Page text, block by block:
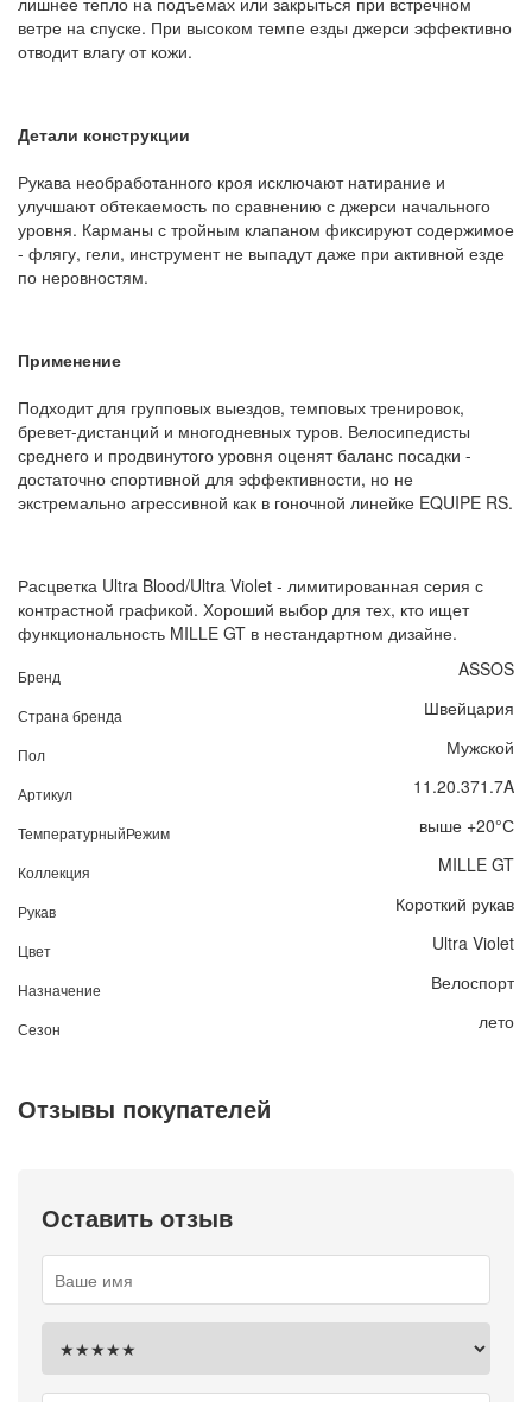
ветре на спуске. При высоком темпе езды джерси эффективно
отводит влагу от кожи.
Детали конструкции
Рукава необработанного кроя исключают натирание и
улучшают обтекаемость по сравнению с джерси начального
уровня. Карманы с тройным клапаном фиксируют содержимое
- флягу, гели, инструмент не выпадут даже при активной езде
по неровностям.
Применение
Подходит для групповых выездов, темповых тренировок,
бревет-дистанций и многодневных туров. Велосипедисты
среднего и продвинутого уровня оценят баланс посадки -
достаточно спортивной для эффективности, но не
экстремально агрессивной как в гоночной линейке EQUIPE RS.
Расцветка Ultra Blood/Ultra Violet - лимитированная серия с
контрастной графикой. Хороший выбор для тех, кто ищет
функциональность MILLE GT в нестандартном дизайне.
Бренд ASSOS
Страна бренда Швейцария
Пол Мужской
Артикул 11.20.371.7A
ТемпературныйРежим выше +20°С
Коллекция MILLE GT
Рукав Короткий рукав
Цвет Ultra Violet
Назначение Велоспорт
Сезон лето
Отзывы покупателей
Оставить отзыв